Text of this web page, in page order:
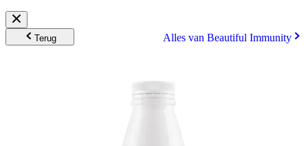
Terug Alles van Beautiful Immunity